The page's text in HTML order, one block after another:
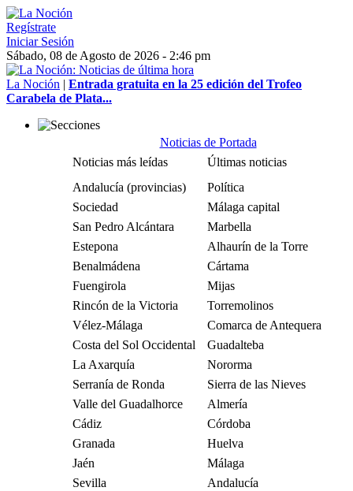
Regístrate
Iniciar Sesión
Sábado, 08 de Agosto de 2026 - 2:46 pm
La Noción | Entrada gratuita en la 25 edición del Trofeo
Carabela de Plata...
Noticias de Portada
Noticias más leídas
Últimas noticias
Andalucía (provincias)
Política
Sociedad
Málaga capital
San Pedro Alcántara
Marbella
Estepona
Alhaurín de la Torre
Benalmádena
Cártama
Fuengirola
Mijas
Rincón de la Victoria
Torremolinos
Vélez-Málaga
Comarca de Antequera
Costa del Sol Occidental
Guadalteba
La Axarquía
Nororma
Serranía de Ronda
Sierra de las Nieves
Valle del Guadalhorce
Almería
Cádiz
Córdoba
Granada
Huelva
Jaén
Málaga
Sevilla
Andalucía